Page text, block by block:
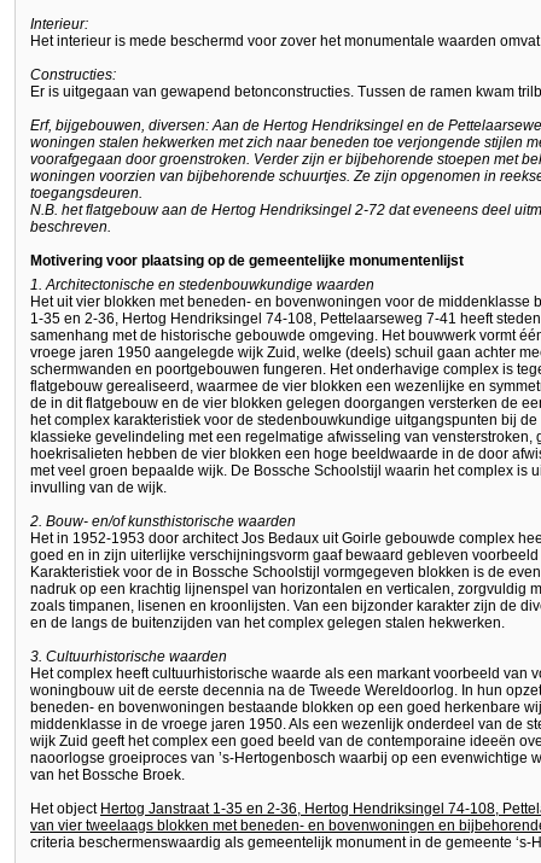
Interieur:
Het interieur is mede beschermd voor zover het monumentale waarden
Constructies:
Er is uitgegaan van gewapend betonconstructies. Tussen de ramen kwam
Erf, bijgebouwen, diversen: Aan de Hertog Hendriksingel en de
woningen stalen hekwerken met zich naar beneden toe verjongende stijlen
voorafgegaan door groenstroken. Verder zijn er bijbehorende stoepen met
woningen voorzien van bijbehorende schuurtjes. Ze zijn opgenomen in
toegangsdeuren.
N.B. het flatgebouw aan de Hertog Hendriksingel 2-72 dat eveneens deel
beschreven.
Motivering voor plaatsing op de gemeentelijke monumentenlijst
1. Architectonische en stedenbouwkundige waarden
Het uit vier blokken met beneden- en bovenwoningen voor de middenklasse
1-35 en 2-36, Hertog Hendriksingel 74-108, Pettelaarseweg 7-41 heeft
samenhang met de historische gebouwde omgeving. Het bouwwerk vormt
vroege jaren 1950 aangelegde wijk Zuid, welke (deels) schuil gaan achter
schermwanden en poortgebouwen fungeren. Het onderhavige complex is
flatgebouw gerealiseerd, waarmee de vier blokken een wezenlijke en
de in dit flatgebouw en de vier blokken gelegen doorgangen versterken de
het complex karakteristiek voor de stedenbouwkundige uitgangspunten bij
klassieke gevelindeling met een regelmatige afwisseling van
hoekrisalieten hebben de vier blokken een hoge beeldwaarde in de door
met veel groen bepaalde wijk. De Bossche Schoolstijl waarin het complex is
invulling van de wijk.
2. Bouw- en/of kunsthistorische waarden
Het in 1952-1953 door architect Jos Bedaux uit Goirle gebouwde complex
goed en in zijn uiterlijke verschijningsvorm gaaf bewaard gebleven
Karakteristiek voor de in Bossche Schoolstijl vormgegeven blokken is de
nadruk op een krachtig lijnenspel van horizontalen en verticalen, zorgvuldig
zoals timpanen, lisenen en kroonlijsten. Van een bijzonder karakter zijn de
en de langs de buitenzijden van het complex gelegen stalen hekwerken.
3. Cultuurhistorische waarden
Het complex heeft cultuurhistorische waarde als een markant voorbeeld van
woningbouw uit de eerste decennia na de Tweede Wereldoorlog. In hun
beneden- en bovenwoningen bestaande blokken op een goed herkenbare
middenklasse in de vroege jaren 1950. Als een wezenlijk onderdeel van de
wijk Zuid geeft het complex een goed beeld van de contemporaine ideeën
naoorlogse groeiproces van ’s-Hertogenbosch waarbij op een evenwichtige
van het Bossche Broek.
Het object Hertog Janstraat 1-35 en 2-36, Hertog Hendriksingel 74-108,
van vier tweelaags blokken met beneden- en bovenwoningen en
criteria beschermenswaardig als gemeentelijk monument in de gemeente ‘s-